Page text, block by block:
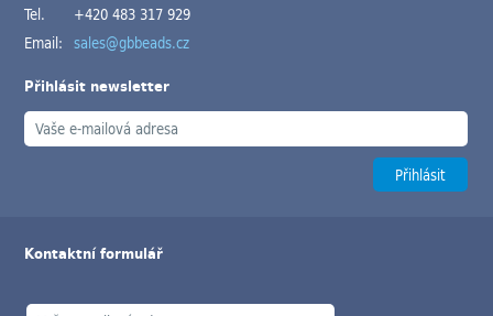
Tel.
+420 483 317 929
Email: sales@gbbeads.cz
Přihlásit newsletter
Kontaktní formulář